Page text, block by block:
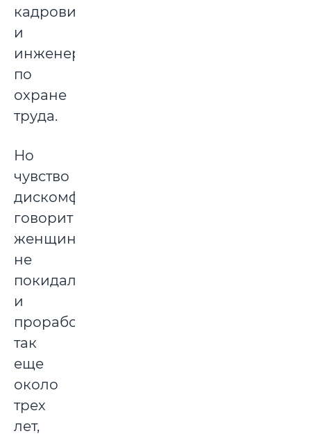
кадровика,
и
инженера
по
охране
труда.
Но
чувство
дискомфорта,
говорит
женщина,
не
покидало,
и
проработав
так
еще
около
трех
лет,